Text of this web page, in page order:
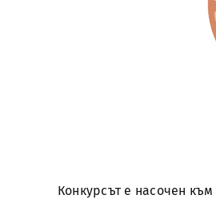
Конкурсът е насочен